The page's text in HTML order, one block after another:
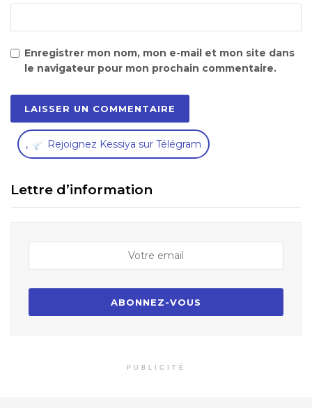
Enregistrer mon nom, mon e-mail et mon site dans
le navigateur pour mon prochain commentaire.
, Rejoignez Kessiya sur Télégram
Lettre d’information
PUBLICITÉ